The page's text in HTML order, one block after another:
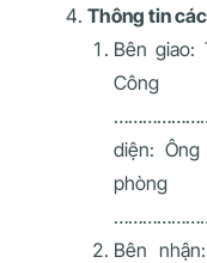
Thông tin
Bên giao:
diện:
phòng
Bên